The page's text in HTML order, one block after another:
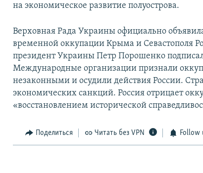
на экономическое развитие полуострова.
Верховная Рада Украины официально
временной оккупации Крыма и Севастополя
президент Украины Петр Порошенко
Международные организации признали
незаконными и осудили действия России.
экономических санкций. Россия отрицает
«восстановлением исторической
Поделиться Читать без VPN Follow